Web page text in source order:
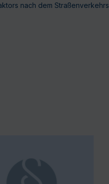
nach dem